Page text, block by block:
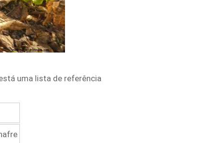
uma lista de referência